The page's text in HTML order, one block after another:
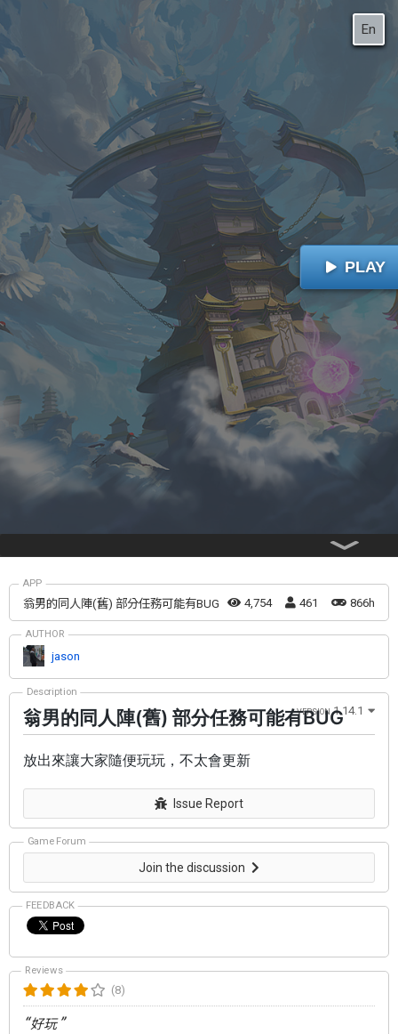
PLAY
En
APP
翁男的同人陣(舊) 部分任務可能有BUG 4,754 461 866h
AUTHOR
jason
Description
version 1.14.1
翁男的同人陣(舊) 部分任務可能有BUG
放出來讓大家隨便玩玩，不太會更新
Issue Report
Game Forum
Join the discussion
FEEDBACK
Reviews
(8)
“好玩 ”